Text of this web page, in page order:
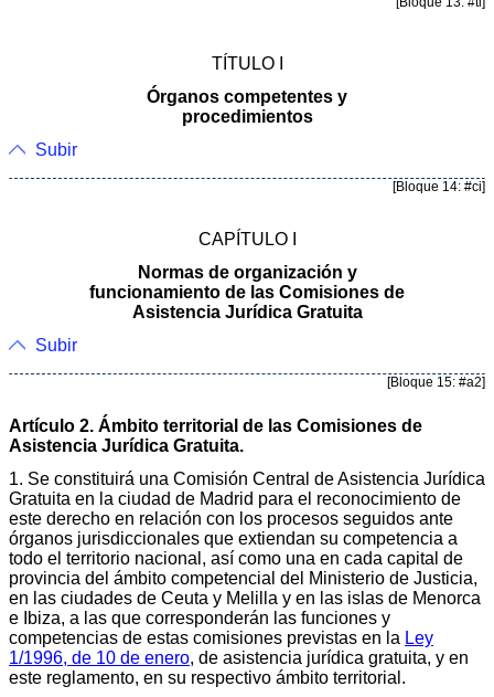
TÍTULO I
Órganos competentes y
procedimientos
Subir
[Bloque 14: #ci]
CAPÍTULO I
Normas de organización y
funcionamiento de las Comisiones de
Asistencia Jurídica Gratuita
Subir
[Bloque 15: #a2]
Artículo 2. Ámbito territorial de las Comisiones de
Asistencia Jurídica Gratuita.
1. Se constituirá una Comisión Central de Asistencia Jurídica
Gratuita en la ciudad de Madrid para el reconocimiento de
este derecho en relación con los procesos seguidos ante
órganos jurisdiccionales que extiendan su competencia a
todo el territorio nacional, así como una en cada capital de
provincia del ámbito competencial del Ministerio de Justicia,
en las ciudades de Ceuta y Melilla y en las islas de Menorca
e Ibiza, a las que corresponderán las funciones y
competencias de estas comisiones previstas en la Ley
1/1996, de 10 de enero, de asistencia jurídica gratuita, y en
este reglamento, en su respectivo ámbito territorial.